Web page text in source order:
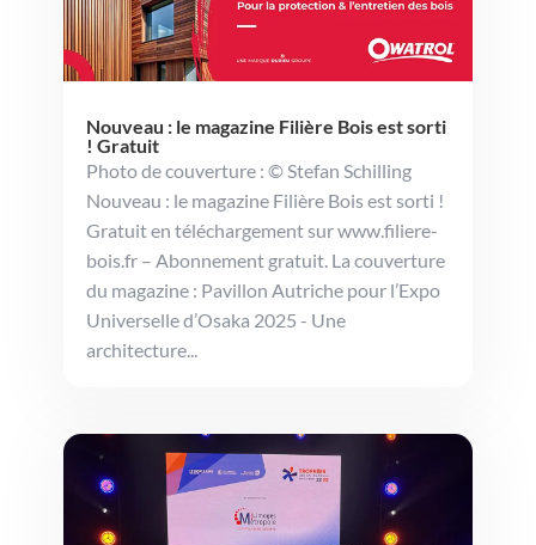
Nouveau : le magazine Filière Bois est sorti
! Gratuit
Photo de couverture : © Stefan Schilling
Nouveau : le magazine Filière Bois est sorti !
Gratuit en téléchargement sur www.filiere-
bois.fr – Abonnement gratuit. La couverture
du magazine : Pavillon Autriche pour l’Expo
Universelle d’Osaka 2025 - Une
architecture...